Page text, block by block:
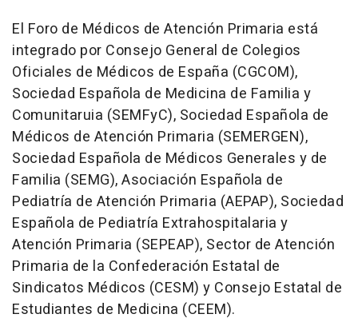
El Foro de Médicos de Atención Primaria está
integrado por Consejo General de Colegios
Oficiales de Médicos de España (CGCOM),
Sociedad Española de Medicina de Familia y
Comunitaruia (SEMFyC), Sociedad Española de
Médicos de Atención Primaria (SEMERGEN),
Sociedad Española de Médicos Generales y de
Familia (SEMG), Asociación Española de
Pediatría de Atención Primaria (AEPAP), Sociedad
Española de Pediatría Extrahospitalaria y
Atención Primaria (SEPEAP), Sector de Atención
Primaria de la Confederación Estatal de
Sindicatos Médicos (CESM) y Consejo Estatal de
Estudiantes de Medicina (CEEM).